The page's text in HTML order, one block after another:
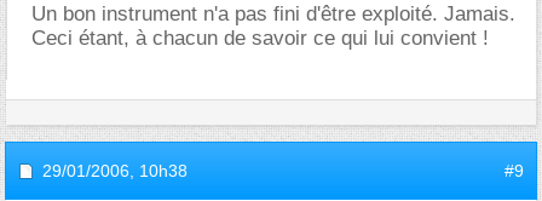
Un bon instrument n'a pas fini d'être exploité. Jamais.
Ceci étant, à chacun de savoir ce qui lui convient !
29/01/2006, 10h38 #9